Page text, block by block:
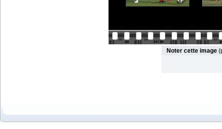
Noter cette image